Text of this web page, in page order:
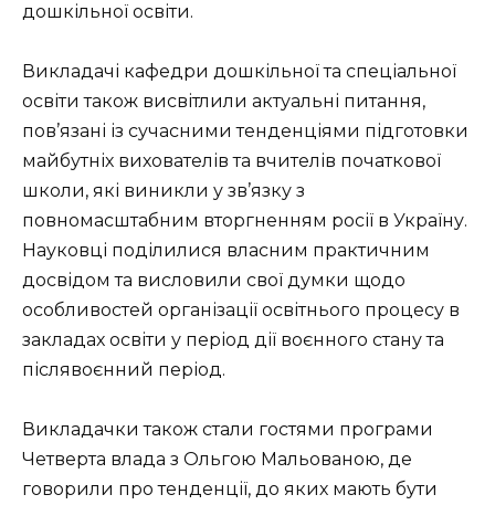
дошкільної освіти.
Викладачі кафедри дошкільної та спеціальної
освіти також висвітлили актуальні питання,
пов’язані із сучасними тенденціями підготовки
майбутніх вихователів та вчителів початкової
школи, які виникли у зв’язку з
повномасштабним вторгненням росії в Україну.
Науковці поділилися власним практичним
досвідом та висловили свої думки щодо
особливостей організації освітнього процесу в
закладах освіти у період дії воєнного стану та
післявоєнний період.
Викладачки також стали гостями програми
Четверта влада з Ольгою Мальованою, де
говорили про тенденції, до яких мають бути